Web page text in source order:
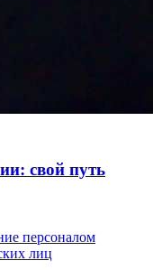
свой путь
персоналом
лиц